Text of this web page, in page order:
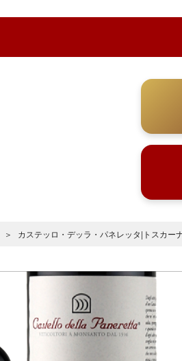
カステッロ・デッラ・パネレッタ|トスカー